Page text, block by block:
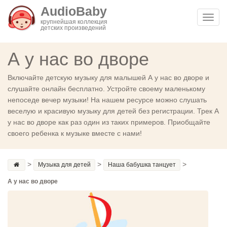
AudioBaby
крупнейшая коллекция
детских произведений
А у нас во дворе
Включайте детскую музыку для малышей А у нас во дворе и
слушайте онлайн бесплатно. Устройте своему маленькому
непоседе вечер музыки! На нашем ресурсе можно слушать
веселую и красивую музыку для детей без регистрации. Трек А
у нас во дворе как раз один из таких примеров. Приобщайте
своего ребенка к музыке вместе с нами!
> Музыка для детей > Наша бабушка танцует >
А у нас во дворе